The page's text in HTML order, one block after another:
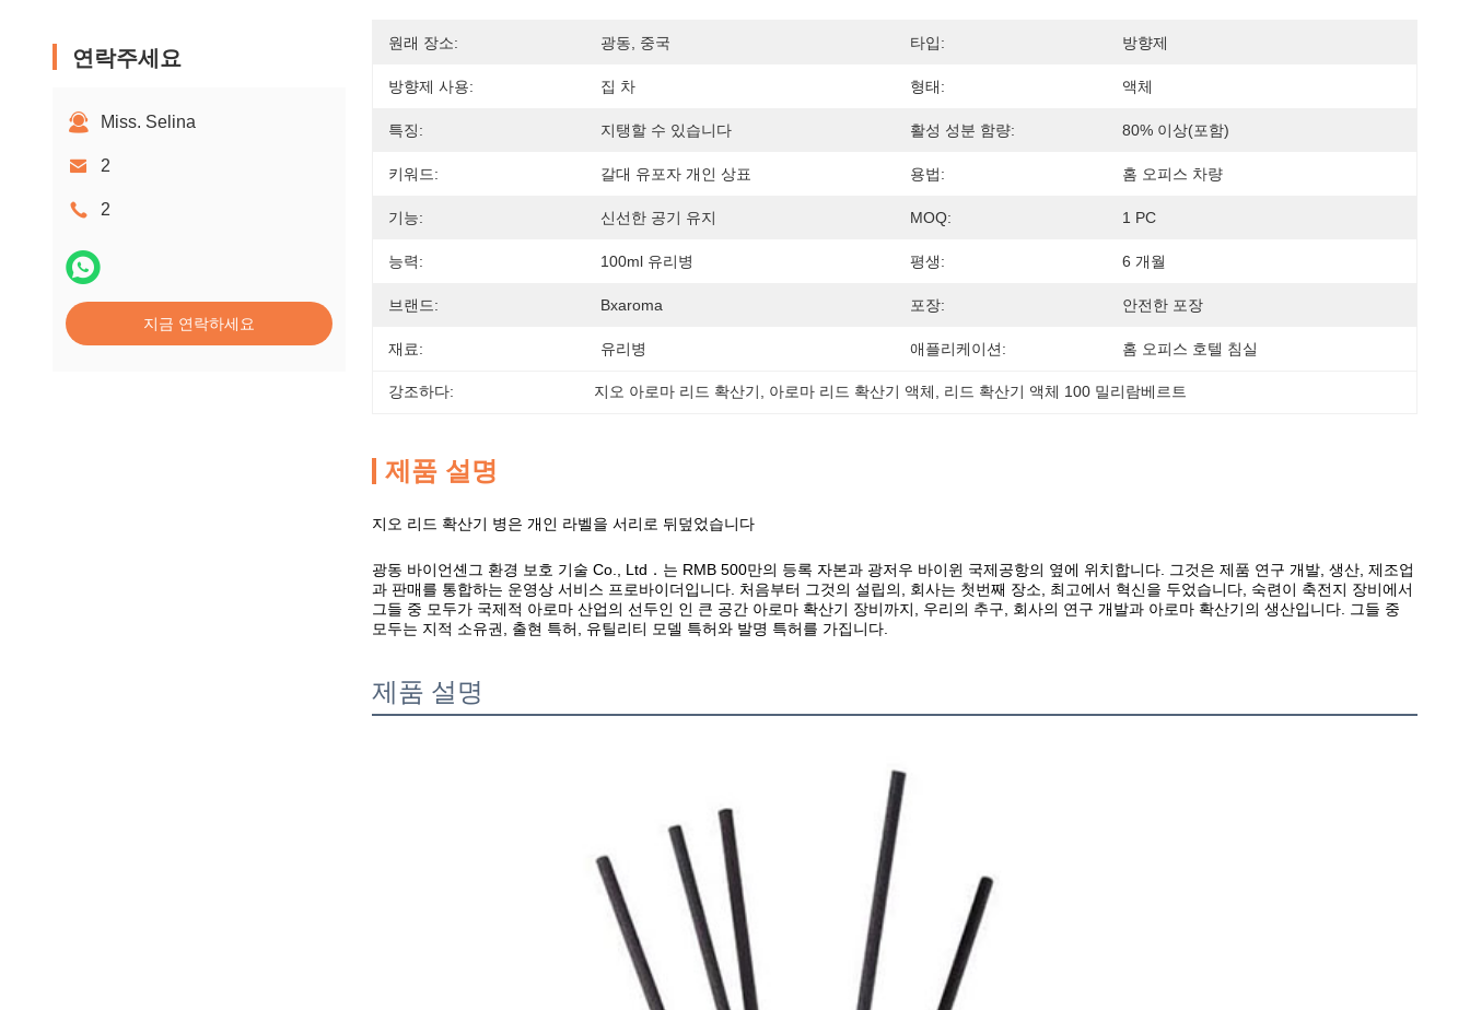
연락주세요
Miss. Selina
2
2
지금 연락하세요
원래 장소: 광동, 중국 타입: 방향제
방향제 사용: 집 차 형태: 액체
특징: 지탱할 수 있습니다 활성 성분 함량: 80% 이상(포함)
키워드: 갈대 유포자 개인 상표 용법: 홈 오피스 차량
기능: 신선한 공기 유지 MOQ: 1 PC
능력: 100ml 유리병 평생: 6 개월
브랜드: Bxaroma 포장: 안전한 포장
재료: 유리병 애플리케이션: 홈 오피스 호텔 침실
강조하다: 지오 아로마 리드 확산기 아로마 리드 확산기 액체 리드 확산기 액체 100 밀리람베르트
제품 설명
지오 리드 확산기 병은 개인 라벨을 서리로 뒤덮었습니다
광동 바이언셴그 환경 보호 기술 Co., Ltd．는 RMB 500만의 등록 자본과 광저우 바이윈 국제공항의 옆에 위치합니다. 그것은 제품 연구 개발, 생산, 제조업
과 판매를 통합하는 운영상 서비스 프로바이더입니다. 처음부터 그것의 설립의, 회사는 첫번째 장소, 최고에서 혁신을 두었습니다, 숙련이 축전지 장비에서
그들 중 모두가 국제적 아로마 산업의 선두인 인 큰 공간 아로마 확산기 장비까지, 우리의 추구, 회사의 연구 개발과 아로마 확산기의 생산입니다. 그들 중
모두는 지적 소유권, 출현 특허, 유틸리티 모델 특허와 발명 특허를 가집니다.
제품 설명